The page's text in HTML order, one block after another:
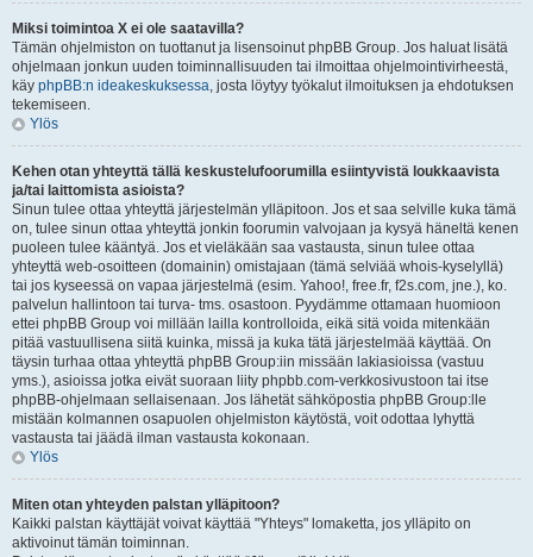
Miksi toimintoa X ei ole saatavilla?
Tämän ohjelmiston on tuottanut ja lisensoinut phpBB Group. Jos haluat lisätä
ohjelmaan jonkun uuden toiminnallisuuden tai ilmoittaa ohjelmointivirheestä,
käy phpBB:n ideakeskuksessa, josta löytyy työkalut ilmoituksen ja ehdotuksen
tekemiseen.
Ylös
Kehen otan yhteyttä tällä keskustelufoorumilla esiintyvistä loukkaavista
ja/tai laittomista asioista?
Sinun tulee ottaa yhteyttä järjestelmän ylläpitoon. Jos et saa selville kuka tämä
on, tulee sinun ottaa yhteyttä jonkin foorumin valvojaan ja kysyä häneltä kenen
puoleen tulee kääntyä. Jos et vieläkään saa vastausta, sinun tulee ottaa
yhteyttä web-osoitteen (domainin) omistajaan (tämä selviää whois-kyselyllä)
tai jos kyseessä on vapaa järjestelmä (esim. Yahoo!, free.fr, f2s.com, jne.), ko.
palvelun hallintoon tai turva- tms. osastoon. Pyydämme ottamaan huomioon
ettei phpBB Group voi millään lailla kontrolloida, eikä sitä voida mitenkään
pitää vastuullisena siitä kuinka, missä ja kuka tätä järjestelmää käyttää. On
täysin turhaa ottaa yhteyttä phpBB Group:iin missään lakiasioissa (vastuu
yms.), asioissa jotka eivät suoraan liity phpbb.com-verkkosivustoon tai itse
phpBB-ohjelmaan sellaisenaan. Jos lähetät sähköpostia phpBB Group:lle
mistään kolmannen osapuolen ohjelmiston käytöstä, voit odottaa lyhyttä
vastausta tai jäädä ilman vastausta kokonaan.
Ylös
Miten otan yhteyden palstan ylläpitoon?
Kaikki palstan käyttäjät voivat käyttää "Yhteys" lomaketta, jos ylläpito on
aktivoinut tämän toiminnan.